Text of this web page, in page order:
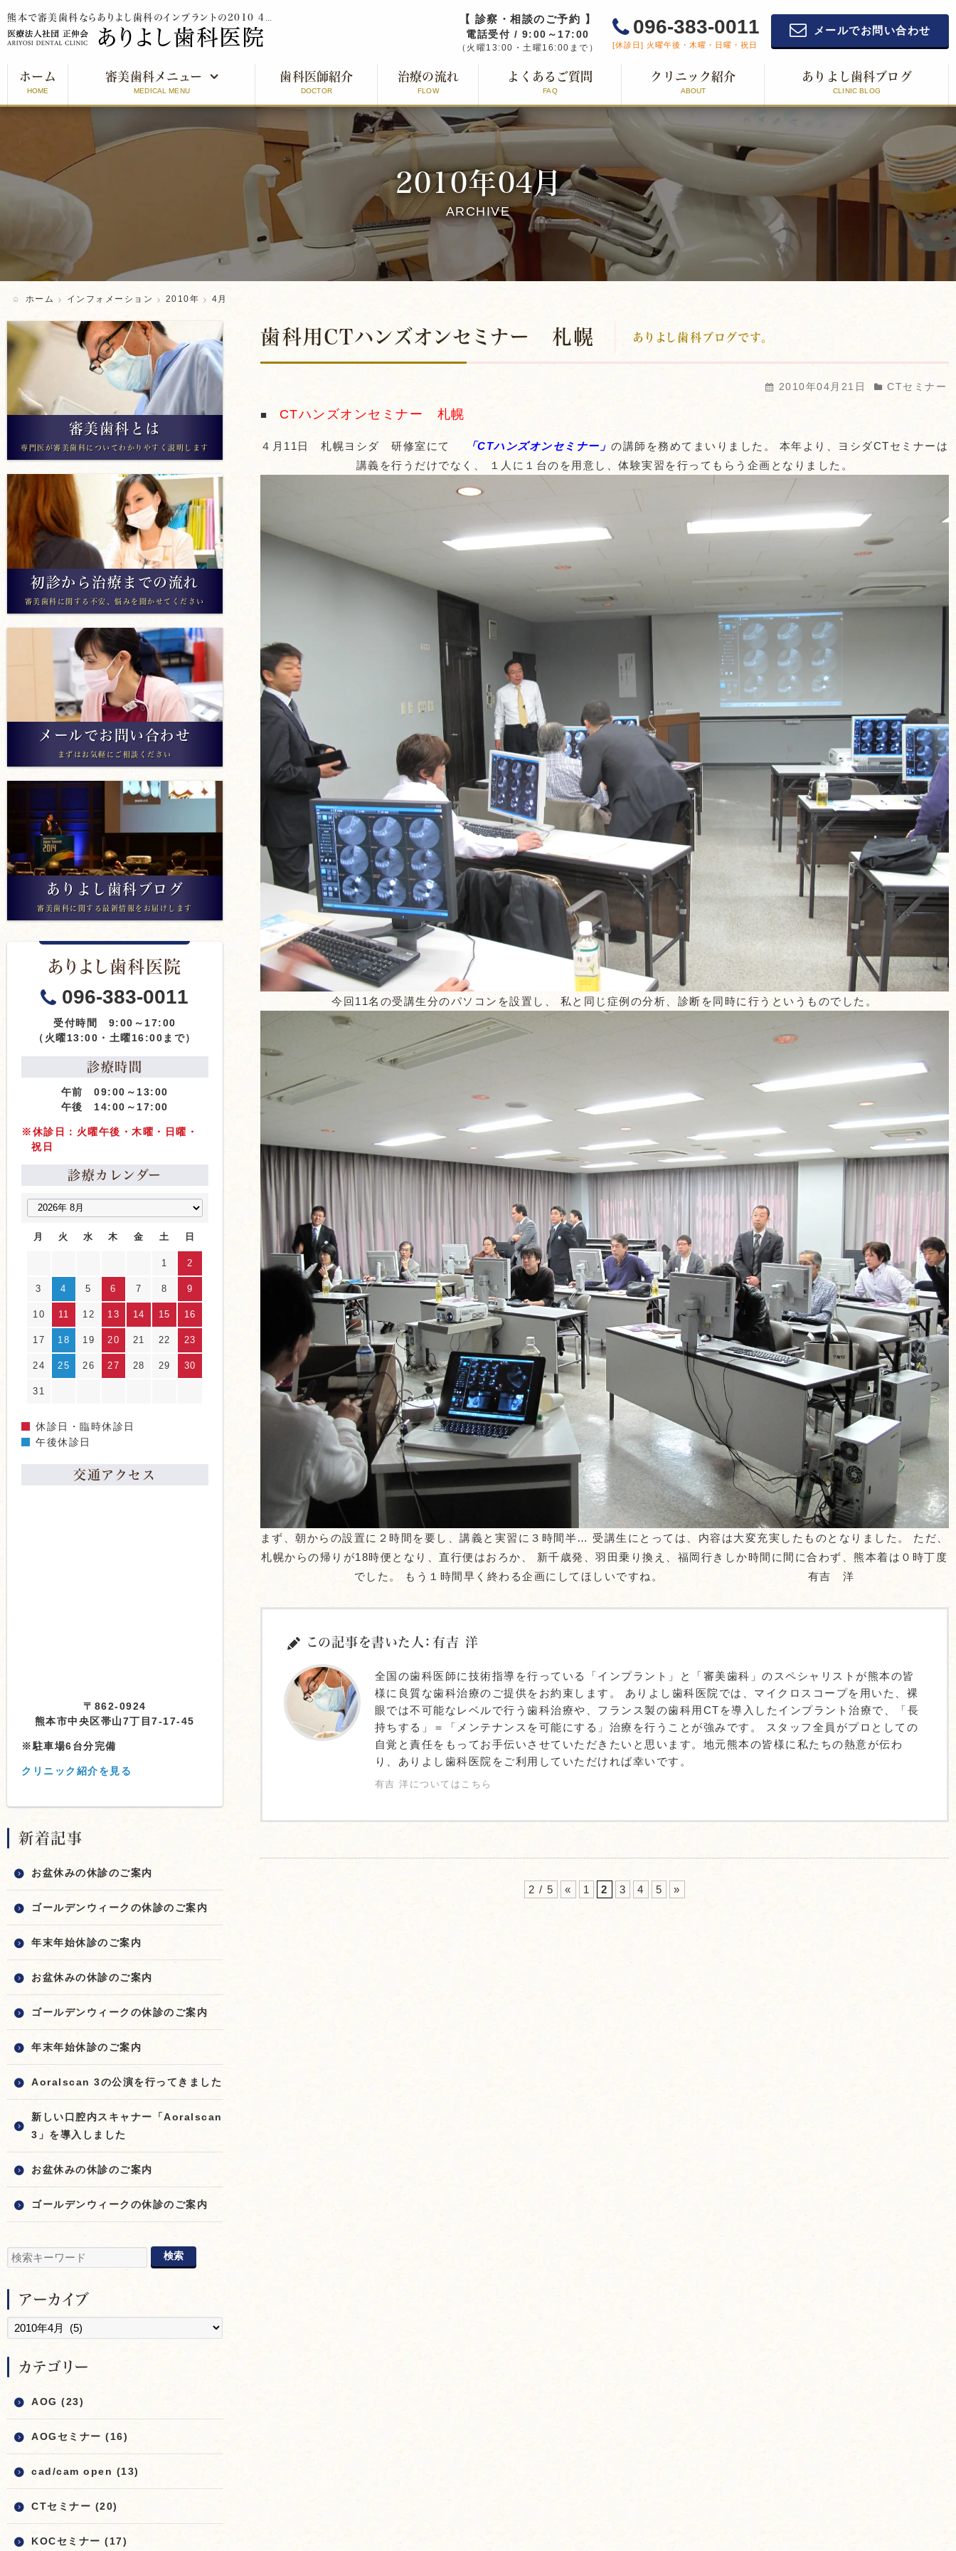
【 診察・相談のご予約 】
電話受付 / 9:00～17:00
（火曜13:00・土曜16:00まで）
096-383-0011
[休診日] 火曜午後・木曜・日曜・祝日
メールでお問い合わせ
ホーム
HOME
審美歯科メニュー
MEDICAL MENU
審美歯科とは
ホワイトニング
口元美人
アライナー矯正
歯科医師紹介
DOCTOR
治療の流れ
FLOW
よくあるご質問
FAQ
クリニック紹介
ABOUT
ありよし歯科ブログ
CLINIC BLOG
2010年04月
ARCHIVE
ホーム インフォメーション 2010年 4月
歯科用CTハンズオンセミナー 札幌 ありよし歯科ブログです。
2010年04月21日 CTセミナー
■ CTハンズオンセミナー 札幌
４月11日 札幌ヨシダ 研修室にて 「CTハンズオンセミナー」の講師を務めてまいりました。 本年より、ヨシダCTセミナーは
講義を行うだけでなく、 １人に１台のを用意し、体験実習を行ってもらう企画となりました。
今回11名の受講生分のパソコンを設置し、 私と同じ症例の分析、診断を同時に行うというものでした。
まず、朝からの設置に２時間を要し、講義と実習に３時間半… 受講生にとっては、内容は大変充実したものとなりました。 ただ、
札幌からの帰りが18時便となり、直行便はおろか、 新千歳発、羽田乗り換え、福岡行きしか時間に間に合わず、熊本着は０時丁度
でした。 もう１時間早く終わる企画にしてほしいですね。 有吉 洋
この記事を書いた人：有吉 洋
全国の歯科医師に技術指導を行っている「インプラント」と「審美歯科」のスペシャリストが熊本の皆
様に良質な歯科治療のご提供をお約束します。 ありよし歯科医院では、マイクロスコープを用いた、裸
眼では不可能なレベルで行う歯科治療や、フランス製の歯科用CTを導入したインプラント治療で、「長
持ちする」＝「メンテナンスを可能にする」治療を行うことが強みです。 スタッフ全員がプロとしての
自覚と責任をもってお手伝いさせていただきたいと思います。地元熊本の皆様に私たちの熱意が伝わ
り、ありよし歯科医院をご利用していただければ幸いです。
有吉 洋についてはこちら
2 / 5 « 1 2 3 4 5 »
審美歯科とは
専門医が審美歯科についてわかりやすく説明します
初診から治療までの流れ
審美歯科に関する不安、悩みを聞かせてください
メールでお問い合わせ
まずはお気軽にご相談ください
ありよし歯科ブログ
審美歯科に関する最新情報をお届けします
ありよし歯科医院
096-383-0011
受付時間 9:00～17:00
（火曜13:00・土曜16:00まで）
診療時間
午前 09:00～13:00
午後 14:00～17:00
※休診日：火曜午後・木曜・日曜・
祝日
診療カレンダー
月 火 水 木 金 土 日
1 2
3 4 5 6 7 8 9
10 11 12 13 14 15 16
17 18 19 20 21 22 23
24 25 26 27 28 29 30
31
休診日・臨時休診日
午後休診日
交通アクセス
〒862-0924
熊本市中央区帯山7丁目7-17-45
※駐車場6台分完備
クリニック紹介を見る
新着記事
お盆休みの休診のご案内
ゴールデンウィークの休診のご案内
年末年始休診のご案内
お盆休みの休診のご案内
ゴールデンウィークの休診のご案内
年末年始休診のご案内
Aoralscan 3の公演を行ってきました
新しい口腔内スキャナー「Aoralscan
3」を導入しました
お盆休みの休診のご案内
ゴールデンウィークの休診のご案内
アーカイブ
カテゴリー
AOG (23)
AOGセミナー (16)
cad/cam open (13)
CTセミナー (20)
KOCセミナー (17)